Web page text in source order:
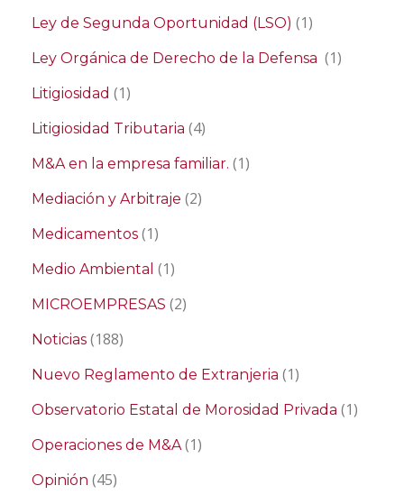
Ley de Segunda Oportunidad (LSO) (1)
Ley Orgánica de Derecho de la Defensa (1)
Litigiosidad (1)
Litigiosidad Tributaria (4)
M&A en la empresa familiar. (1)
Mediación y Arbitraje (2)
Medicamentos (1)
Medio Ambiental (1)
MICROEMPRESAS (2)
Noticias (188)
Nuevo Reglamento de Extranjeria (1)
Observatorio Estatal de Morosidad Privada (1)
Operaciones de M&A(1)
Opinión (45)